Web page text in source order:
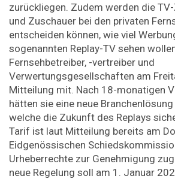
zurückliegen. Zudem werden die
und Zuschauer bei den privaten
entscheiden können, wie viel
sogenannten Replay-TV sehen
Fernsehbetreiber, -vertreiber und
Verwertungsgesellschaften am
Mitteilung mit. Nach 18-monatigen
hätten sie eine neue
welche die Zukunft des Replays
Tarif ist laut Mitteilung bereits am
Eidgenössischen
Urheberrechte zur Genehmigung
neue Regelung soll am 1. Januar